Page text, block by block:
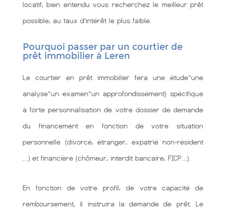
locatif, bien entendu vous recherchez le meilleur prêt
possible, au taux d’intérêt le plus faible.
Pourquoi passer par un courtier de
prêt immobilier à Leren
Le courtier en prêt immobilier fera une étude~une
analyse~un examen~un approfondissement} spécifique
à forte personnalisation de votre dossier de demande
du financement en fonction de votre situation
personnelle (divorcé, étranger, expatrié non-résident
…) et financière (chômeur, interdit bancaire, FICP…).
En fonction de votre profil, de votre capacité de
remboursement, il instruira la demande de prêt. Le